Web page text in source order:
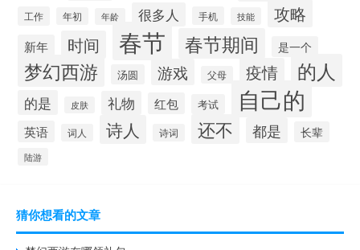
工作 年初 年龄 很多人 手机 技能 攻略
新年 时间 春节 春节期间 是一个
梦幻西游 汤圆 游戏 父母 疫情 的人
的是 皮肤 礼物 红包 考试 自己的
英语 词人 诗人 诗词 还不 都是 长辈
陆游
猜你想看的文章